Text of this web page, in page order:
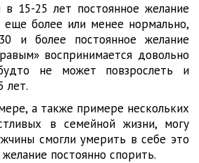
15-25 лет постоянное желание
еще более или менее нормально,
и более постоянное желание
воспринимается довольно
не может повзрослеть и
лет.
а также примере нескольких
в семейной жизни, могу
смогли умерить в себе это
постоянно спорить.